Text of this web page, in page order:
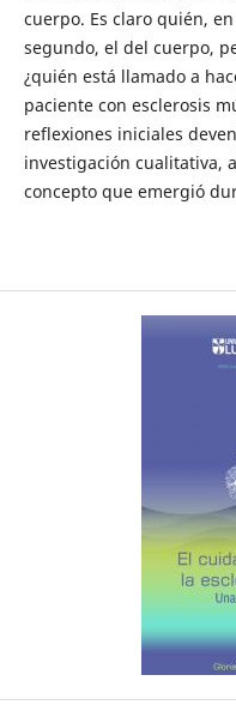
cuerpo. Es claro quién,
segundo, el del cuerpo,
¿quién está llamado a
paciente con esclerosis
reflexiones iniciales
investigación cualitativa,
concepto que emergió